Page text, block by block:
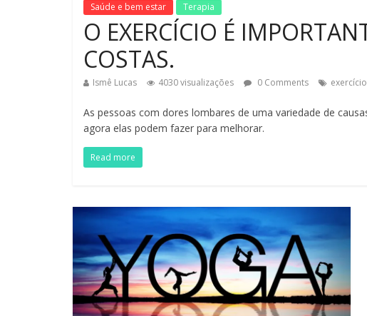
Saúde e bem estar Terapia
O EXERCÍCIO É
COSTAS.
Ismê Lucas 4030 visualizações 0 Comments exercício
As pessoas com dores lombares de uma variedade de
agora elas podem fazer para melhorar.
Read more